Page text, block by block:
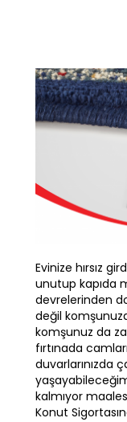
Evinize hırsız
unutup kapıda
devrelerinden
değil
komşunuz da
fırtınada
duvarlarınızda
kalmıyor
Konut